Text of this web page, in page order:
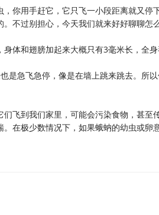
你用手赶它，它只飞一小段距离就又停
不过别担心，今天我们就来好好聊聊怎
体和翅膀加起来大概只有3毫米长，全
是急飞急停，像是在墙上跳来跳去。所
飞到我们家里，可能会污染食物，甚至
在极少数情况下，如果蛾蚋的幼虫或卵